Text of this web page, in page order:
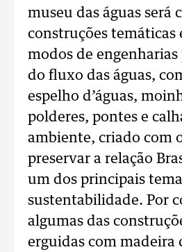
museu das águas será
construções temáticas
modos de
do fluxo das águas,
espelho d’águas,
polderes, pontes e
ambiente, criado com
preservar a relação
um dos principais
sustentabilidade. Por
algumas das
erguidas com madeira